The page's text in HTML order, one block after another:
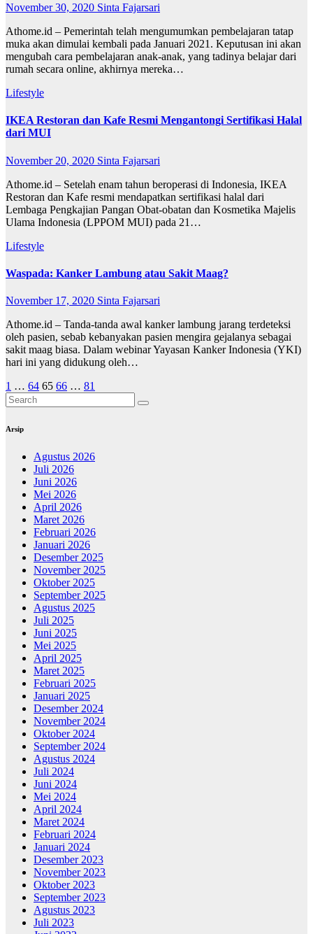
November 30, 2020 Sinta Fajarsari
Athome.id – Pemerintah telah mengumumkan pembelajaran tatap
muka akan dimulai kembali pada Januari 2021. Keputusan ini akan
mengubah cara pembelajaran anak-anak, yang tadinya belajar dari
rumah secara online, akhirnya mereka…
Lifestyle
IKEA Restoran dan Kafe Resmi Mengantongi Sertifikasi Halal
dari MUI
November 20, 2020 Sinta Fajarsari
Athome.id – Setelah enam tahun beroperasi di Indonesia, IKEA
Restoran dan Kafe resmi mendapatkan sertifikasi halal dari
Lembaga Pengkajian Pangan Obat-obatan dan Kosmetika Majelis
Ulama Indonesia (LPPOM MUI) pada 21…
Lifestyle
Waspada: Kanker Lambung atau Sakit Maag?
November 17, 2020 Sinta Fajarsari
Athome.id – Tanda-tanda awal kanker lambung jarang terdeteksi
oleh pasien, sebab kebanyakan pasien mengira gejalanya sebagai
sakit maag biasa. Dalam webinar Yayasan Kanker Indonesia (YKI)
hari ini yang didukung oleh…
Paginasi
pos
1 … 64 65 66 … 81
Arsip
Agustus 2026
Juli 2026
Juni 2026
Mei 2026
April 2026
Maret 2026
Februari 2026
Januari 2026
Desember 2025
November 2025
Oktober 2025
September 2025
Agustus 2025
Juli 2025
Juni 2025
Mei 2025
April 2025
Maret 2025
Februari 2025
Januari 2025
Desember 2024
November 2024
Oktober 2024
September 2024
Agustus 2024
Juli 2024
Juni 2024
Mei 2024
April 2024
Maret 2024
Februari 2024
Januari 2024
Desember 2023
November 2023
Oktober 2023
September 2023
Agustus 2023
Juli 2023